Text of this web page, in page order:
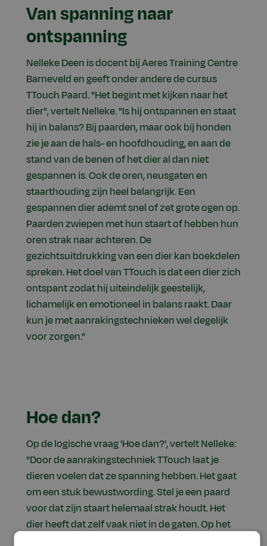
Van spanning naar
ontspanning
Nelleke Deen is docent bij Aeres Training Centre
Barneveld en geeft onder andere de cursus
TTouch Paard. "Het begint met kijken naar het
dier", vertelt Nelleke. "Is hij ontspannen en staat
hij in balans? Bij paarden, maar ook bij honden
zie je aan de hals- en hoofdhouding, en aan de
stand van de benen of het dier al dan niet
gespannen is. Ook de oren, neusgaten en
staarthouding zijn heel belangrijk. Een
gespannen dier ademt snel of zet grote ogen op.
Paarden zwiepen met hun staart of hebben hun
oren strak naar achteren. De
gezichtsuitdrukking van een dier kan boekdelen
spreken. Het doel van TTouch is dat een dier zich
ontspant zodat hij uiteindelijk geestelijk,
lichamelijk en emotioneel in balans raakt. Daar
kun je met aanrakingstechnieken wel degelijk
voor zorgen."
Hoe dan?
Op de logische vraag 'Hoe dan?', vertelt Nelleke:
"Door de aanrakingstechniek TTouch laat je
dieren voelen dat ze spanning hebben. Het gaat
om een stuk bewustwording. Stel je een paard
voor dat zijn staart helemaal strak houdt. Het
dier heeft dat zelf vaak niet in de gaten. Op het